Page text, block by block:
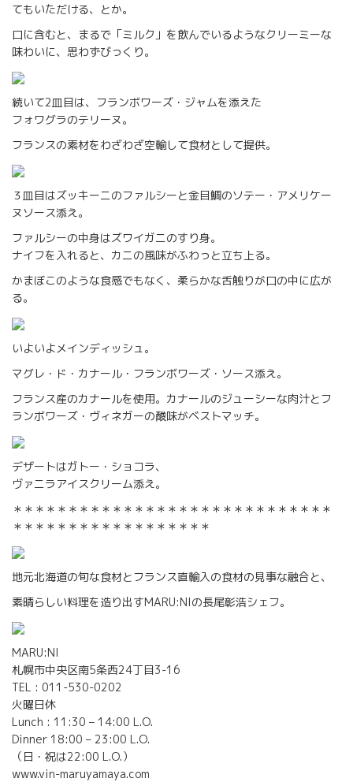
てもいただける、とか。
口に含むと、まるで「ミルク」を飲んでいるようなクリーミーな
味わいに、思わずびっくり。
続いて2皿目は、フランボワーズ・ジャムを添えた
フォワグラのテリーヌ。
フランスの素材をわざわざ空輸して食材として提供。
３皿目はズッキーニのファルシーと金目鯛のソテー・アメリケー
ヌソース添え。
ファルシーの中身はズワイガニのすり身。
ナイフを入れると、カニの風味がふわっと立ち上る。
かまぼこのような食感でもなく、柔らかな舌触りが口の中に広が
る。
いよいよメインディッシュ。
マグレ・ド・カナール・フランボワーズ・ソース添え。
フランス産のカナールを使用。カナールのジューシーな肉汁とフ
ランボワーズ・ヴィネガーの酸味がベストマッチ。
デザートはガトー・ショコラ、
ヴァニラアイスクリーム添え。
＊＊＊＊＊＊＊＊＊＊＊＊＊＊＊＊＊＊＊＊＊＊＊＊＊＊＊＊＊
＊＊＊＊＊＊＊＊＊＊＊＊＊＊＊＊＊＊
地元北海道の旬な食材とフランス直輸入の食材の見事な融合と、
素晴らしい料理を造り出すMARU:NIの長尾彰浩シェフ。
MARU:NI
札幌市中央区南5条西24丁目3-16
TEL : 011-530-0202
火曜日休
Lunch : 11:30 – 14:00 L.O.
Dinner 18:00 – 23:00 L.O.
（日・祝は22:00 L.O.）
www.vin-maruyamaya.com